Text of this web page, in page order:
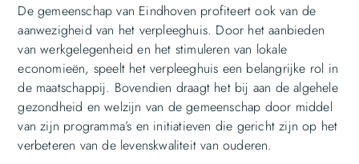
De gemeenschap van Eindhoven profiteert ook van de
aanwezigheid van het verpleeghuis. Door het aanbieden
van werkgelegenheid en het stimuleren van lokale
economieën, speelt het verpleeghuis een belangrijke rol in
de maatschappij. Bovendien draagt het bij aan de algehele
gezondheid en welzijn van de gemeenschap door middel
van zijn programma’s en initiatieven die gericht zijn op het
verbeteren van de levenskwaliteit van ouderen.